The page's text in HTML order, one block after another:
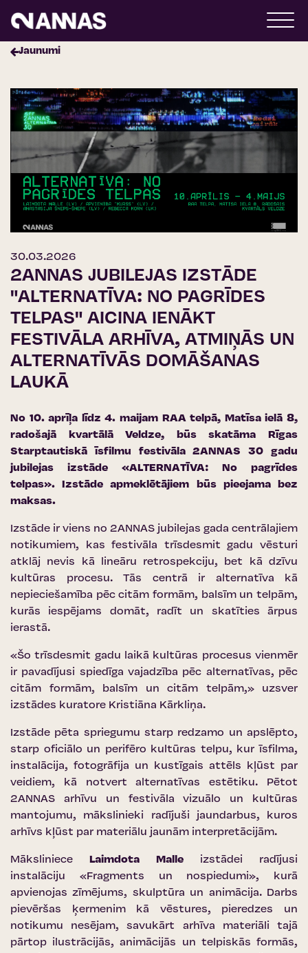
Jaunumi
30.03.2026
2ANNAS JUBILEJAS IZSTĀDE
"ALTERNATĪVA: NO PAGRĪDES
TELPAS" AICINA IENĀKT
FESTIVĀLA ARHĪVA, ATMIŅĀS UN
ALTERNATĪVĀS DOMĀŠANAS
LAUKĀ
No 10. aprīļa līdz 4. maijam RAA telpā, Matīsa ielā 8,
radošajā kvartālā Veldze, būs skatāma Rīgas
Starptautiskā īsfilmu festivāla 2ANNAS 30 gadu
jubilejas izstāde «ALTERNATĪVA: No pagrīdes
telpas». Izstāde apmeklētājiem būs pieejama bez
maksas.
Izstāde ir viens no 2ANNAS jubilejas gada centrālajiem
notikumiem, kas festivāla trīsdesmit gadu vēsturi
atklāj nevis kā lineāru retrospekciju, bet kā dzīvu
kultūras procesu. Tās centrā ir alternatīva kā
nepieciešamība pēc citām formām, balsīm un telpām,
kurās iespējams domāt, radīt un skatīties ārpus
ierastā.
«Šo trīsdesmit gadu laikā kultūras procesus vienmēr
ir pavadījusi spiedīga vajadzība pēc alternatīvas, pēc
citām formām, balsīm un citām telpām,» uzsver
izstādes kuratore Kristiāna Kārkliņa.
Izstāde pēta spriegumu starp redzamo un apslēpto,
starp oficiālo un perifēro kultūras telpu, kur īsfilma,
instalācija, fotogrāfija un kustīgais attēls kļūst par
veidiem, kā notvert alternatīvas estētiku. Pētot
2ANNAS arhīvu un festivāla vizuālo un kultūras
mantojumu, mākslinieki radījuši jaundarbus, kuros
arhīvs kļūst par materiālu jaunām interpretācijām.
Māksliniece Laimdota Malle izstādei radījusi
instalāciju «Fragments un nospiedumi», kurā
apvienojas zīmējums, skulptūra un animācija. Darbs
pievēršas ķermenim kā vēstures, pieredzes un
notikumu nesējam, savukārt arhīva materiāli tajā
pārtop ilustrācijās, animācijās un telpiskās formās,